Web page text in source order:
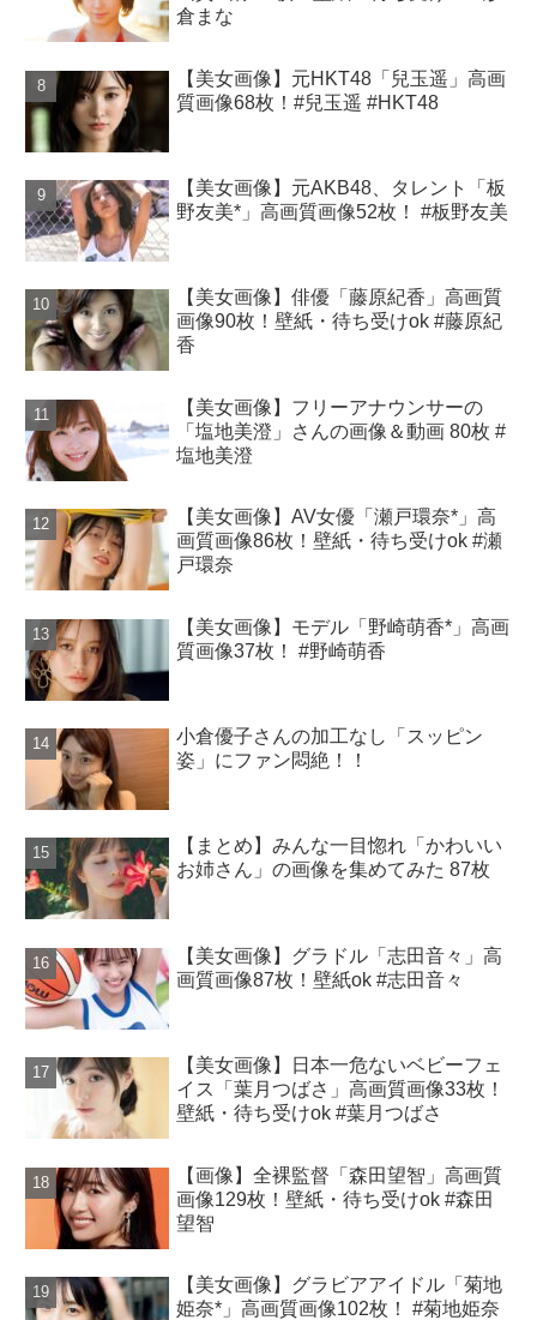
倉まな
【美女画像】元HKT48「兒玉遥」高画
質画像68枚！#兒玉遥 #HKT48
【美女画像】元AKB48、タレント「板
野友美*」高画質画像52枚！ #板野友美
【美女画像】俳優「藤原紀香」高画質
画像90枚！壁紙・待ち受けok #藤原紀
香
【美女画像】フリーアナウンサーの
「塩地美澄」さんの画像＆動画 80枚 #
塩地美澄
【美女画像】AV女優「瀬戸環奈*」高
画質画像86枚！壁紙・待ち受けok #瀬
戸環奈
【美女画像】モデル「野崎萌香*」高画
質画像37枚！ #野崎萌香
小倉優子さんの加工なし「スッピン
姿」にファン悶絶！！
【まとめ】みんな一目惚れ「かわいい
お姉さん」の画像を集めてみた 87枚
【美女画像】グラドル「志田音々」高
画質画像87枚！壁紙ok #志田音々
【美女画像】日本一危ないベビーフェ
イス「葉月つばさ」高画質画像33枚！
壁紙・待ち受けok #葉月つばさ
【画像】全裸監督「森田望智」高画質
画像129枚！壁紙・待ち受けok #森田
望智
【美女画像】グラビアアイドル「菊地
姫奈*」高画質画像102枚！ #菊地姫奈